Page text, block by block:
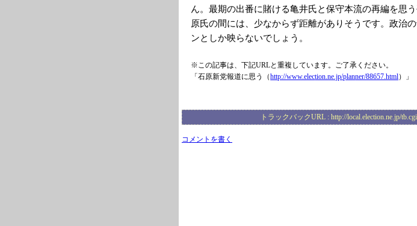
ん。最期の出番に賭ける亀井氏と保守本流の再編を思
原氏の間には、少なからず距離がありそうです。政治
ンとしか映らないでしょう。
※この記事は、下記URLと重複しています。ご了承ください。
「石原新党報道に思う（http://www.election.ne.jp/planner/88657.html）」
トラックバックURL : http://local.election.ne.jp/
コメントを書く